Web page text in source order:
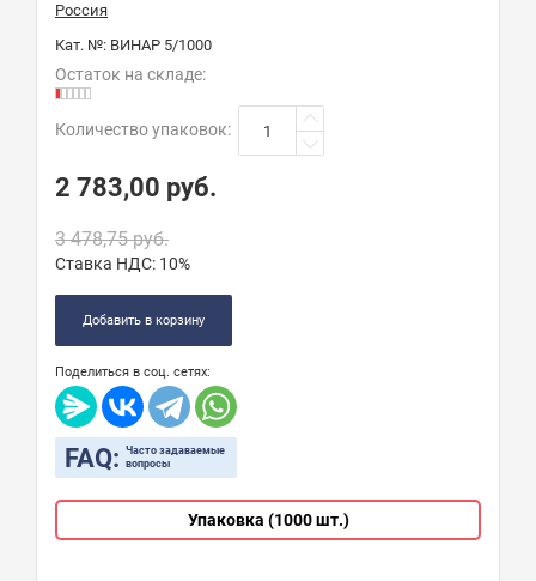
Россия
Кат. №: ВИНАР 5/1000
Остаток на складе:
Количество упаковок:
2 783,00 руб.
3 478,75 руб.
Ставка НДС: 10%
Добавить в корзину
Поделиться в соц. сетях:
FAQ: Часто задаваемые
вопросы
Упаковка (1000 шт.)